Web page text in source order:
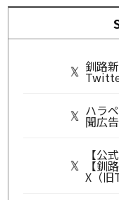
釧路
ハラ
聞広
【公
【釧
X（旧